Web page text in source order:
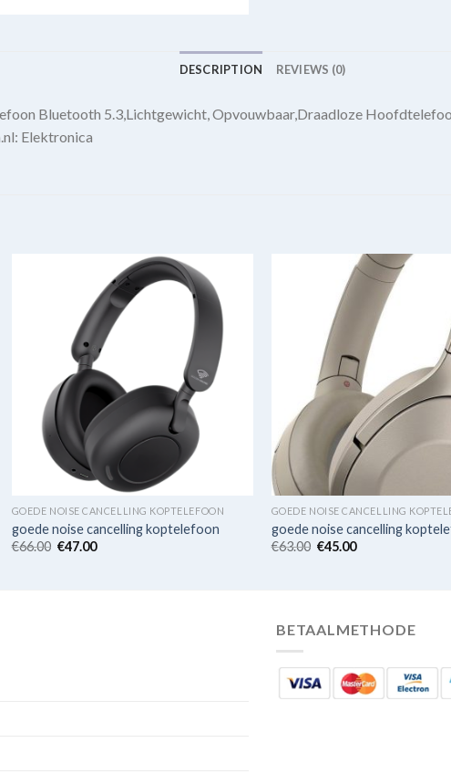
DESCRIPTION REVIEWS (0)
Bluetooth 5.3,Lichtgewicht, Opvouwbaar,Draadloze
Elektronica
GOEDE NOISE CANCELLING KOPTELEFOON
goede noise cancelling koptelefoon
€66.00 €47.00
GOEDE NOISE CANCELLING
goede noise cancelling
€63.00 €45.00
BETAALMETHODE